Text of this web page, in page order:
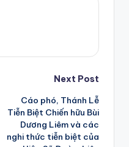
Next Post
Cáo phó, Thánh Lễ
Tiễn Biệt Chiến hữu Bùi
Dương Liêm và các
nghi thức tiễn biệt của